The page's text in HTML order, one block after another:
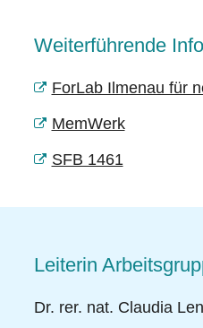
Weiterführende
ForLab Ilmenau für
MemWerk
SFB 1461
Leiterin
Dr. rer. nat. Claudia